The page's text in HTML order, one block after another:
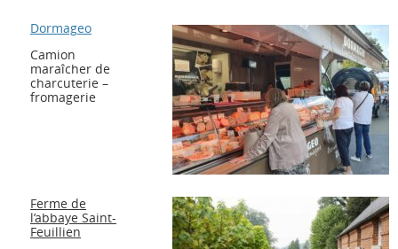
Dormageo
Camion
maraîcher de
charcuterie –
fromagerie
Ferme de
l’abbaye Saint-
Feuillien